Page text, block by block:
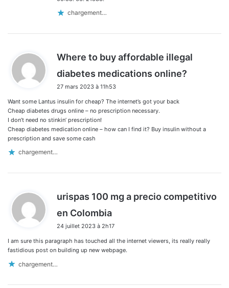
chargement…
Where to buy affordable illegal
diabetes medications online?
27 mars 2023 à 11h53
Want some Lantus insulin for cheap? The internet’s got your back
Cheap diabetes drugs online – no prescription necessary.
I don’t need no stinkin’ prescription!
Cheap diabetes medication online – how can I find it? Buy insulin without a
prescription and save some cash
chargement…
urispas 100 mg a precio competitivo
en Colombia
t
:
24 juillet 2023 à 2h17
I am sure this paragraph has touched all the internet viewers, its really really
fastidious post on building up new webpage.
chargement…